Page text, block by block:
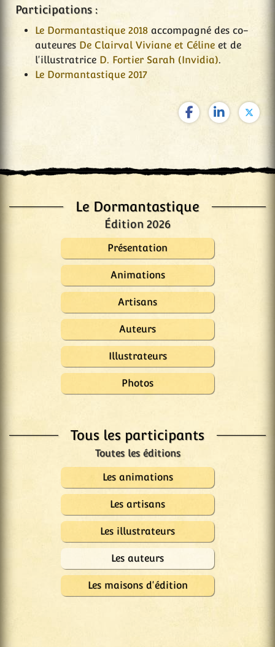
Le Dormantastique
Édition 2026
Présentation
Animations
Artisans
Auteurs
Illustrateurs
Photos
Tous les participants
Les animations
Les artisans
Les illustrateurs
Les auteurs
Les maisons d'édition
Participations :
Le Dormantastique 2018 accompagné des co-
auteures De Clairval Viviane et Céline et de
l'illustratrice D. Fortier Sarah (Invidia).
Le Dormantastique 2017